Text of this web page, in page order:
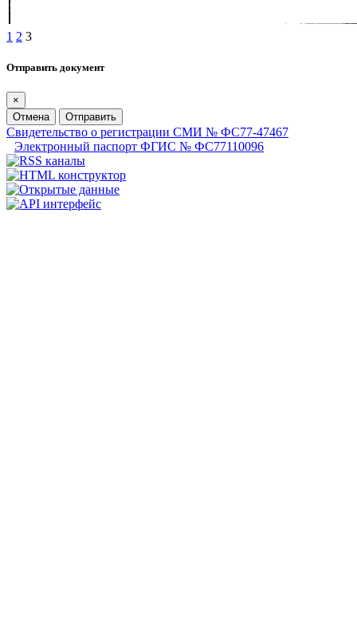
1 2 3
Отправить документ
×
Отмена
Отправить
Свидетельство о регистрации СМИ № ФС77-47467
Электронный паспорт ФГИС № ФС77110096